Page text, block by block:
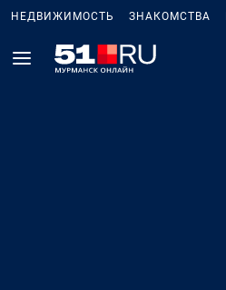
НЕДВИЖИМОСТЬ ЗНАКОМСТВА